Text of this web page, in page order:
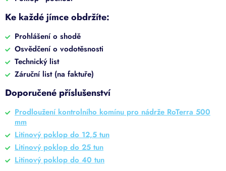
Ke každé jímce obdržíte:
Prohlášení o shodě
Osvědčení o vodotěsnosti
Technický list
Záruční list (na faktuře)
Doporučené příslušenství
Prodloužení kontrolního komínu pro nádrže RoTerra 500
mm
Litinový poklop do 12,5 tun
Litinový poklop do 25 tun
Litinový poklop do 40 tun